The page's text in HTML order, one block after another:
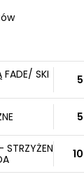
FADE/ SKI
STRZYŻEN